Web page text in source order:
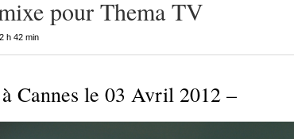
pour Thema TV
h 42 min
Cannes le 03 Avril 2012 –